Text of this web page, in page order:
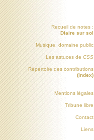
Recueil de notes :
Diaire sur sol
Musique, domaine public
Les astuces de CSS
Répertoire des contributions
(index)
Mentions légales
Tribune libre
Contact
Liens